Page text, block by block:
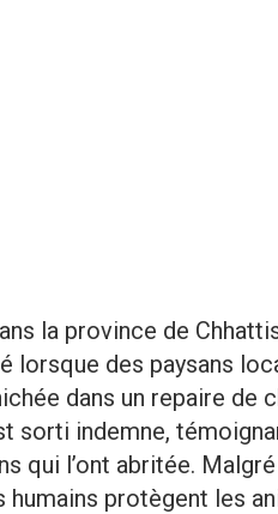
la province de
lorsque des paysans
dans un repaire de
sorti indemne,
qui l’ont abritée. Malgré
protègent les